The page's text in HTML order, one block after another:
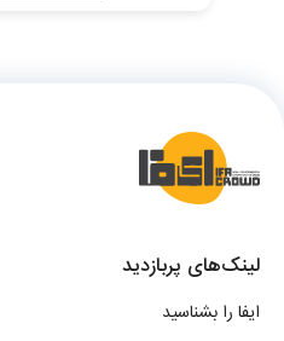
لینک‌های پربازدید
ایفا را بشناسید